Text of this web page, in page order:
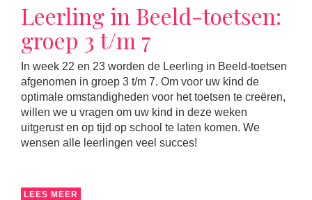
Leerling in Beeld-toetsen:
groep 3 t/m 7
In week 22 en 23 worden de Leerling in Beeld-toetsen
afgenomen in groep 3 t/m 7. Om voor uw kind de
optimale omstandigheden voor het toetsen te creëren,
willen we u vragen om uw kind in deze weken
uitgerust en op tijd op school te laten komen. We
wensen alle leerlingen veel succes!
LEES MEER